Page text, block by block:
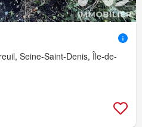
Seine-Saint-Denis, Île-de-